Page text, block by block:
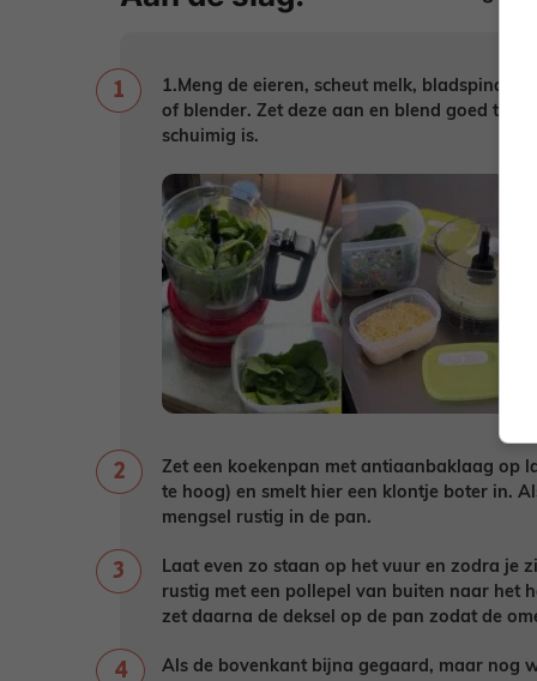
1.Meng de eieren, scheut melk,
of blender. Zet deze aan en blend goed tot
schuimig is.
Zet een koekenpan met antiaanbaklaag op
te hoog) en smelt hier een klontje boter in.
mengsel rustig in de pan.
Laat even zo staan op het vuur en zodra je
rustig met een pollepel van buiten naar het
zet daarna de deksel op de pan zodat de
Als de bovenkant bijna gegaard, maar nog